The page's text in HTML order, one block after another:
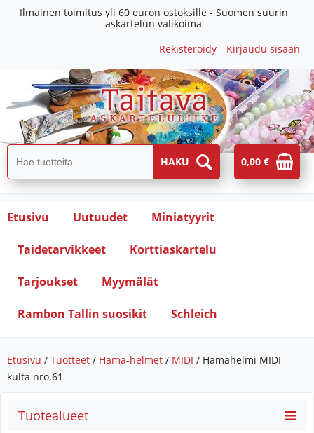
Ilmainen toimitus yli 60 euron ostoksille - Suomen suurin
askartelun valikoima
Rekisteröidy
Kirjaudu sisään
0,00 €
Etusivu Uutuudet Miniatyyrit
Taidetarvikkeet Korttiaskartelu
Tarjoukset Myymälät
Rambon Tallin suosikit Schleich
Etusivu / Tuotteet / Hama-helmet / MIDI / Hamahelmi MIDI
kulta nro.61
Tuotealueet